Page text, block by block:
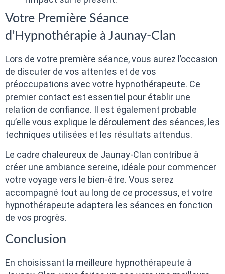
Votre Première Séance
d’Hypnothérapie à Jaunay-Clan
Lors de votre première séance, vous aurez l’occasion
de discuter de vos attentes et de vos
préoccupations avec votre hypnothérapeute. Ce
premier contact est essentiel pour établir une
relation de confiance. Il est également probable
qu’elle vous explique le déroulement des séances, les
techniques utilisées et les résultats attendus.
Le cadre chaleureux de Jaunay-Clan contribue à
créer une ambiance sereine, idéale pour commencer
votre voyage vers le bien-être. Vous serez
accompagné tout au long de ce processus, et votre
hypnothérapeute adaptera les séances en fonction
de vos progrès.
Conclusion
En choisissant la meilleure hypnothérapeute à